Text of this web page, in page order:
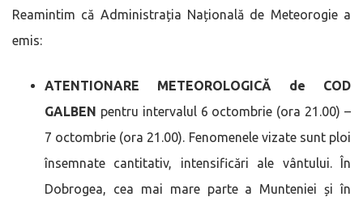
Reamintim că Administrația Națională de Meteorogie a
emis:
ATENTIONARE METEOROLOGICĂ de COD
GALBEN pentru intervalul 6 octombrie (ora 21.00) –
7 octombrie (ora 21.00). Fenomenele vizate sunt ploi
însemnate cantitativ, intensificări ale vântului. În
Dobrogea, cea mai mare parte a Munteniei și în